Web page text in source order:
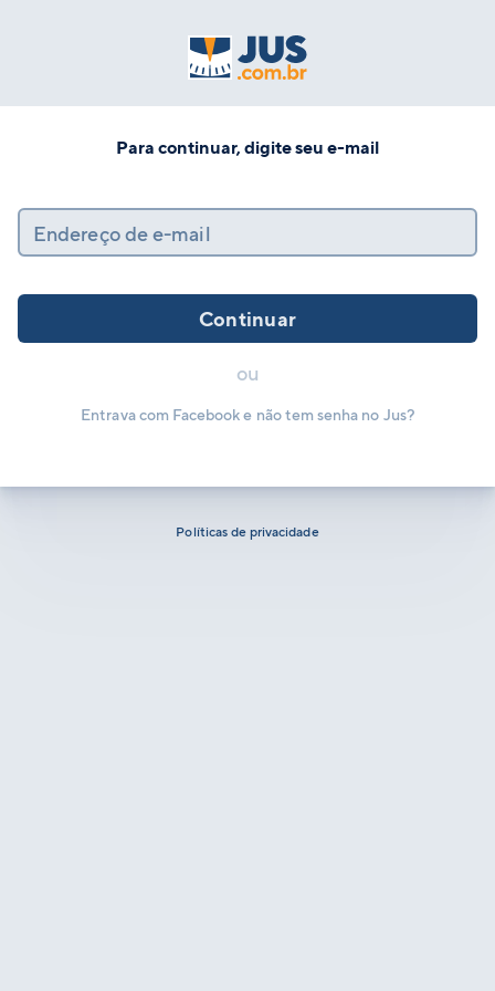
Para continuar, digite seu e-mail
Endereço de e-mail
Continuar
ou
Entrava com Facebook e não tem senha no Jus?
Políticas de privacidade